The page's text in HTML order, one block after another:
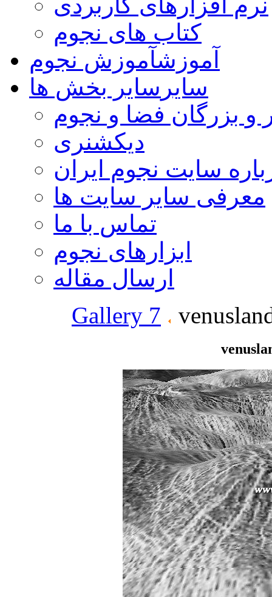
کتاب های نجوم
آموزشآموزش نجوم
سایر سایر بخش ها
و بزرگان فضا و نجوم
دیکشنری
سایت نجوم ایران
معرفی سایر سایت ها
تماس با ما
ابزارهای نجوم
ارسال مقاله
Gallery 7